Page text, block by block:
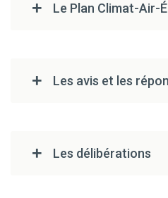
Le Plan Climat-Air-
Les avis et les
Les délibérations